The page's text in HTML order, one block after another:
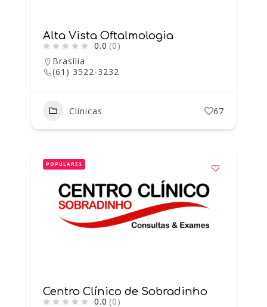
Alta Vista Oftalmologia
0.0 (0)
Brasília
(61) 3522-3232
Clinicas 67
POPULARES
Centro Clínico de Sobradinho
0.0 (0)